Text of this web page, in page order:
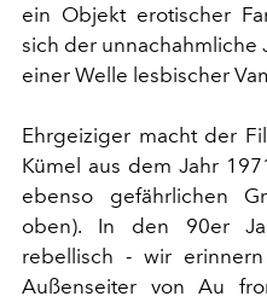
ein Objekt erotischer
sich der unnachahmliche
einer Welle lesbischer
Ehrgeiziger macht der
Kümel aus dem Jahr
ebenso gefährlichen
oben). In den 90er
rebellisch - wir
Außenseiter von Au